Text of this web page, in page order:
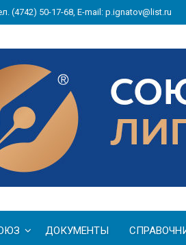
(4742) 50-17-68, E-mail: p.ignatov@list.ru
ДОКУМЕНТЫ